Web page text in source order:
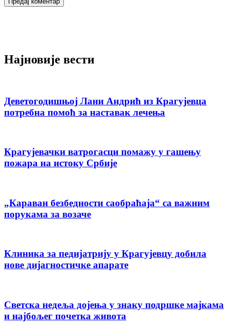
Најновије вести
Деветогодишњој Лани Андрић из Крагујевца
потребна помоћ за наставак лечења
Крагујевачки ватрогасци помажу у гашењу
пожара на истоку Србије
„Караван безбедности саобраћаја“ са важним
порукама за возаче
Клиника за педијатрију у Крагујевцу добила
нове дијагностичке апарате
Светска недеља дојења у знаку подршке мајкама
и најбољег почетка живота